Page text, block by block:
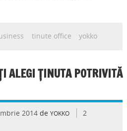
tinute office yokko
ALEGI ŢINUTA POTRIVITĂ
2014de YOKKO
2